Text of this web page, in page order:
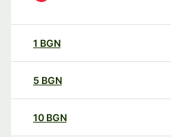
1 BGN
5 BGN
10 BGN